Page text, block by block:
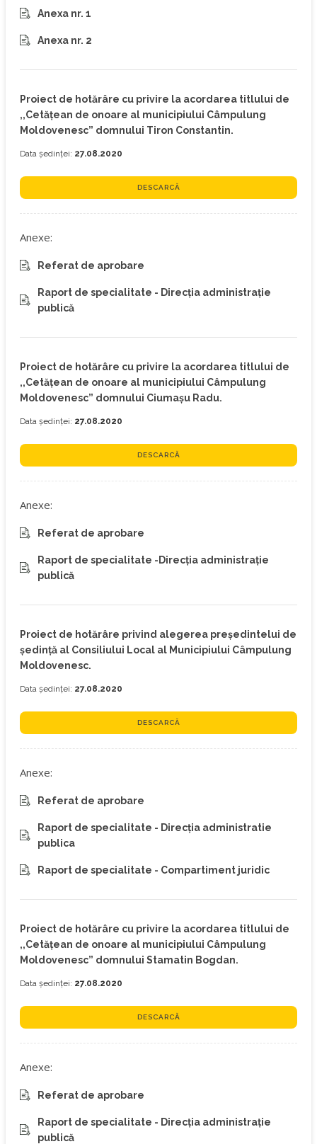
Anexa nr. 1
Anexa nr. 2
Proiect de hotărâre cu privire la acordarea titlului de
,,Cetățean de onoare al municipiului Câmpulung
Moldovenesc” domnului Tiron Constantin.
Data ședinței: 27.08.2020
DESCARCĂ
Anexe:
Referat de aprobare
Raport de specialitate - Direcția administrație
publică
Proiect de hotărâre cu privire la acordarea titlului de
,,Cetățean de onoare al municipiului Câmpulung
Moldovenesc” domnului Ciumașu Radu.
Data ședinței: 27.08.2020
DESCARCĂ
Anexe:
Referat de aprobare
Raport de specialitate -Direcția administrație
publică
Proiect de hotărâre privind alegerea preşedintelui de
şedință al Consiliului Local al Municipiului Câmpulung
Moldovenesc.
Data ședinței: 27.08.2020
DESCARCĂ
Anexe:
Referat de aprobare
Raport de specialitate - Direcția administratie
publica
Raport de specialitate - Compartiment juridic
Proiect de hotărâre cu privire la acordarea titlului de
,,Cetățean de onoare al municipiului Câmpulung
Moldovenesc” domnului Stamatin Bogdan.
Data ședinței: 27.08.2020
DESCARCĂ
Anexe:
Referat de aprobare
Raport de specialitate - Direcția administrație
publică